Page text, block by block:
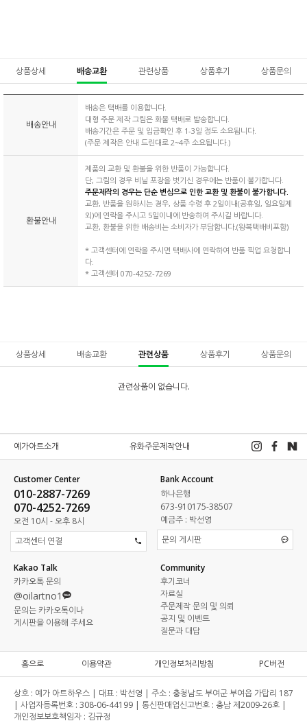
상품상세 배송교환 관련상품 상품후기 상품문의
배송안내
배송은 택배를 이용합니다.
대형 주문 제작 그림은 화물 택배로 발송합니다.
배송기간은 주문 및 입금확인 후 1-3일 정도 소요됩니다.
(주문 제작은 안내 드린대로 2~4주 소요됩니다.)
환불안내
제품의 교환 및 환불을 위한 반품이 가능합니다.
단, 그림의 경우 비닐 포장을 벗기신 경우에는 반품이 불가합니다.
주문제작의 경우는 단순 변심으로 인한 교환 및 환불이 불가합니다.
교환, 반품을 원하시는 경우, 상품 수령 후 2일이내(공휴일, 일요일제
외)에 연락을 주시고 5일이내에 반송하여 주시길 바랍니다.
교환, 환불을 위한 배송비는 소비자가 부담합니다.(왕복택배비포함)
* 고객센터에 연락을 주시면 택배사에 연락하여 반품 픽업 요청합니
다.
* 고객센터 070-4252-7269
상품상세 배송교환 관련상품 상품후기 상품문의
관련상품이 없습니다.
예가아트소개 유화주문제작안내
Customer Center
010-2887-7269
070-4252-7269
오전 10시 - 오후 8시
고객센터 연결
Bank Account
하나은행
673-910175-38507
예금주 : 박선영
문의 게시판
Kakao Talk
카카오톡 문의
@oilartno1
문의는 카카오톡이나
게시판을 이용해 주세요
Community
후기코너
자료실
주문제작 문의 및 의뢰
공지 및 이벤트
질문과 대답
홈으로 이용약관 개인정보처리방침 PC버전
상호 : 예가 아트하우스 | 대표 : 박선영 | 주소 : 충청남도 부여군 부여읍 가탑리 187
| 사업자등록번호 : 308-06-44199 | 통신판매업신고번호 : 충남 제2009-26호 |
개인정보보호책임자 : 김규정